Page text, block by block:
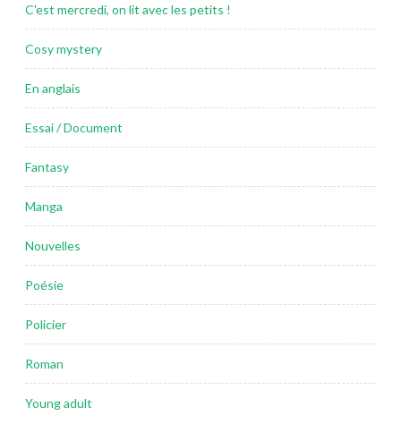
C'est mercredi, on lit avec les petits !
Cosy mystery
En anglais
Essai / Document
Fantasy
Manga
Nouvelles
Poésie
Policier
Roman
Young adult